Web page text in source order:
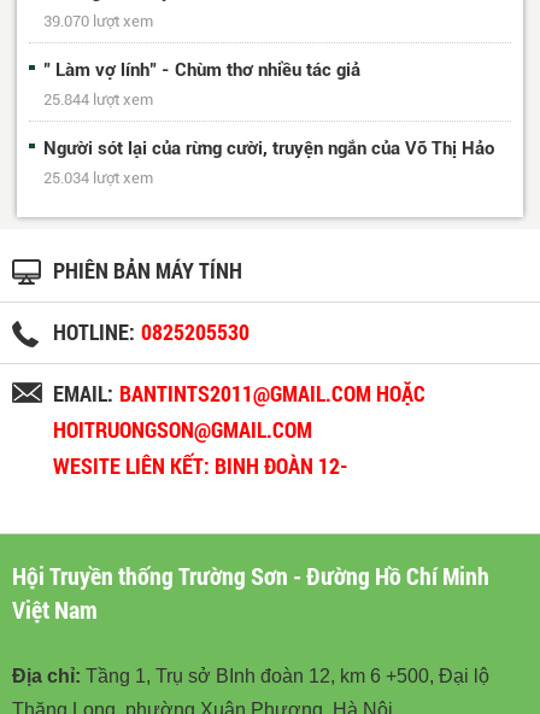
39.070 lượt xem
" Làm vợ lính" - Chùm thơ nhiều tác giả
25.844 lượt xem
Người sót lại của rừng cười, truyện ngắn của Võ Thị Hảo
25.034 lượt xem
PHIÊN BẢN MÁY TÍNH
HOTLINE: 0825205530
EMAIL: BANTINTS2011@GMAIL.COM HOẶC
HOITRUONGSON@GMAIL.COM
WESITE LIÊN KẾT: BINH ĐOÀN 12-
Hội Truyền thống Trường Sơn - Đường Hồ Chí Minh
Việt Nam
Địa chỉ: Tầng 1, Trụ sở BInh đoàn 12, km 6 +500, Đại lộ
Thăng Long, phường Xuân Phương, Hà Nội.